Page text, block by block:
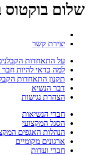
שלום בוקטוס
יצירת קשר
על התאחדות
למה כדאי להיות
תקנון התאחדות
דבר הנשיא
הצהרת נגישות
חברי הנשיאות
הסגל המקצועי
הנהלות האגפים
ארגונים מקומיים
חברי ועדות